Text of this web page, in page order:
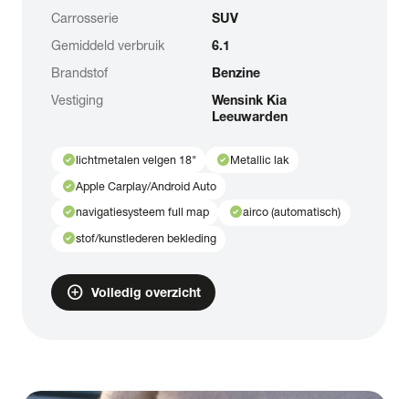
Carrosserie
SUV
Gemiddeld verbruik
6.1
Brandstof
Benzine
Vestiging
Wensink Kia
Leeuwarden
check_circlelichtmetalen velgen 18" check_circleMetallic lak
check_circleApple Carplay/Android Auto
check_circlenavigatiesysteem full map check_circleairco (automatisch)
check_circlestof/kunstlederen bekleding
add_circle Volledig overzicht